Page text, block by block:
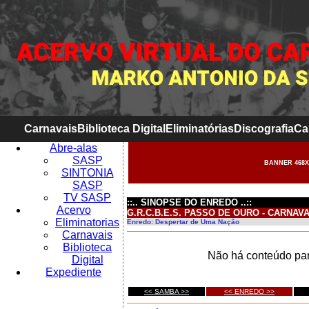
CarnavaisBiblioteca Digital EliminatóriasDiscografia
Abre-alas
SASP
SINTONIA
SASP
TV SASP
Acervo
Eliminatorias
Carnavais
Biblioteca
Digital
Expediente
BANNER
::.. SINOPSE DO ENREDO ..::
G.R.C.B.E.S. PASSO DE OURO -
Enredo: Despertar de Uma Nação
Não há conteúdo
<< SAMBA >> << ENREDO >>